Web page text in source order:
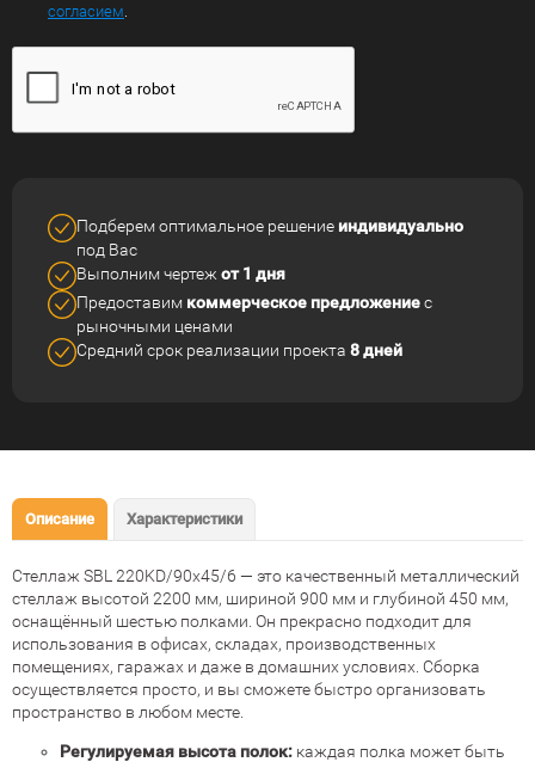
согласием
Подберем оптимальное решение индивидуально
под Вас
Выполним чертеж от 1 дня
Предоставим коммерческое предложениес
рыночными ценами
Средний срок реализации проекта 8 дней
Описание Характеристики
Стеллаж SBL 220KD/90x45/6 — это качественный металлический
стеллаж высотой 2200 мм, шириной 900 мм и глубиной 450 мм,
оснащённый шестью полками. Он прекрасно подходит для
использования в офисах, складах, производственных
помещениях, гаражах и даже в домашних условиях. Сборка
осуществляется просто, и вы сможете быстро организовать
пространство в любом месте.
Регулируемая высота полок: каждая полка может быть